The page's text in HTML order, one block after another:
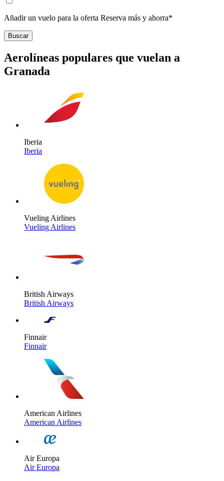
Añadir un vuelo para la oferta Reserva más y ahorra*
Buscar
Aerolíneas populares que vuelan a
Granada
Iberia
Iberia
Vueling Airlines
Vueling Airlines
British Airways
British Airways
Finnair
Finnair
American Airlines
American Airlines
Air Europa
Air Europa